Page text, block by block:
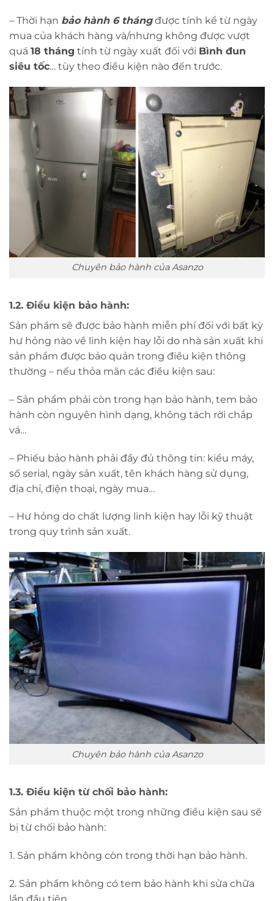
– Thời hạn bảo hành 6 thángđược tính kể từ ngày
mua của khách hàng và/nhưng không được vượt
quá 18 tháng tính từ ngày xuất đối với Bình đun
siêu tốc… tùy theo điều kiện nào đến trước.
Chuyên bảo hành của Asanzo
1.2. Điều kiện bảo hành:
Sản phẩm sẽ được bảo hành miễn phí đối với bất kỳ
hư hỏng nào về linh kiện hay lỗi do nhà sản xuất khi
sản phẩm được bảo quản trong điều kiện thông
thường – nếu thỏa mãn các điều kiện sau:
– Sản phẩm phải còn trong hạn bảo hành, tem bảo
hành còn nguyên hình dạng, không tách rời chắp
vá…
– Phiếu bảo hành phải đầy đủ thông tin: kiểu máy,
số serial, ngày sản xuất, tên khách hàng sử dụng,
địa chỉ, điện thoại, ngày mua…
– Hư hỏng do chất lượng linh kiện hay lỗi kỹ thuật
trong quy trình sản xuất.
Chuyên bảo hành của Asanzo
1.3. Điều kiện từ chối bảo hành:
Sản phẩm thuộc một trong những điều kiện sau sẽ
bị từ chối bảo hành:
1. Sản phẩm không còn trong thời hạn bảo hành.
2. Sản phẩm không có tem bảo hành khi sửa chữa